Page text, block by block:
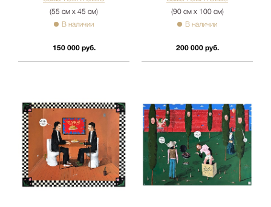
(55 см х 45 см)
В наличии
150 000 руб.
(90 см х 100 см)
В наличии
200 000 руб.